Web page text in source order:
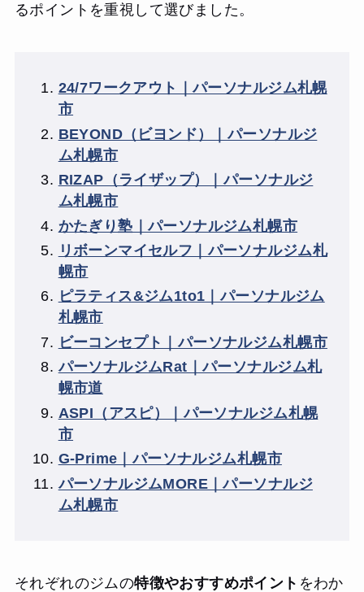
るポイントを重視して選びました。
24/7ワークアウト｜パーソナルジム札幌
市
BEYOND（ビヨンド）｜パーソナルジ
ム札幌市
RIZAP（ライザップ）｜パーソナルジ
ム札幌市
かたぎり塾｜パーソナルジム札幌市
リボーンマイセルフ｜パーソナルジム札
幌市
ピラティス&ジム1to1｜パーソナルジム
札幌市
ビーコンセプト｜パーソナルジム札幌市
パーソナルジムRat｜パーソナルジム札
幌市道
ASPI（アスピ）｜パーソナルジム札幌
市
G-Prime｜パーソナルジム札幌市
パーソナルジムMORE｜パーソナルジ
ム札幌市
それぞれのジムの特徴やおすすめポイント をわか